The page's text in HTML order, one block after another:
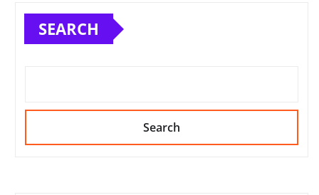
SEARCH
Search